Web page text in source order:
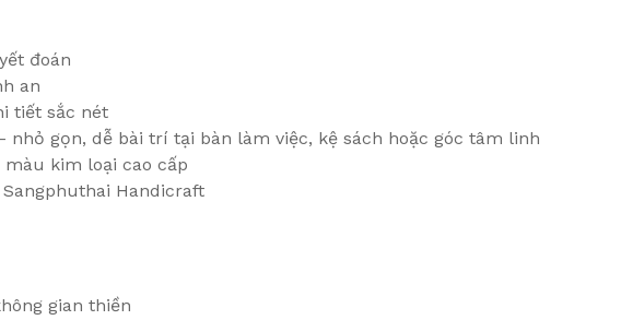
đoán
an
tiết sắc nét
nhỏ gọn, dễ bài trí tại bàn làm việc, kệ sách hoặc góc tâm linh
kim loại cao cấp
Handicraft
gian thiền